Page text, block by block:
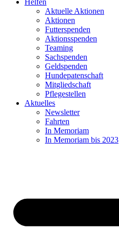
Helfen
Aktuelle Aktionen
Aktionen
Futterspenden
Aktionsspenden
Teaming
Sachspenden
Geldspenden
Hundepatenschaft
Mitgliedschaft
Pflegestellen
Aktuelles
Newsletter
Fahrten
In Memoriam
In Memoriam bis 2023